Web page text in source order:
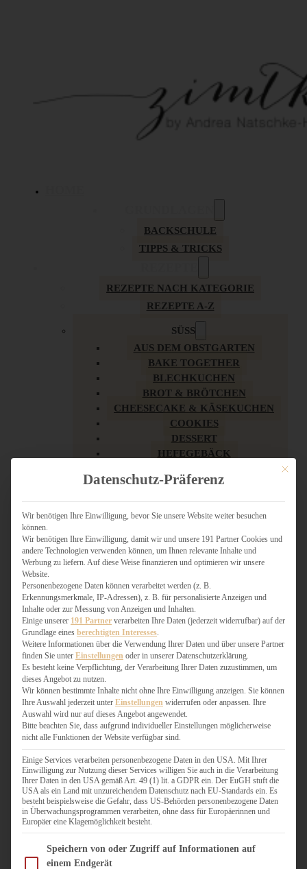
BACKSCHULE
TIPPS & TRICKS
REZEPTE NACH KATEGORIE
REZEPTE A-Z
SÜSS
AUS DEM OBSTGARTEN
BAKE TOGETHER
BLECHKUCHEN
BROT & BRÖTCHEN
CHEESECAKE & KÄSEKUCHEN
COOKIES
DESSERT
HEFEGEBÄCK
KUCHEN
LOW CARB & GESÜNDER
MY AMERICAN BAKERY
SCHOKOLADIGES
SÜSSES HAUPTGERICHT
TÖRTCHEN
VEGAN SÜSS
WEIHNACHTSBÄCKEREI
HERZHAFT
BURGER & SANDWICHES
FIX AUF DEM TISCH
FLEISCH & FISCH
GRILLEN / BARBECUE
HERZHAFTES BACKEN
ONE-POT-GERICHTE
PASTA & NUDELGERICHTE
PIZZA, TARTES & QUICHES
REIS & RISOTTO
SALATE & SNACKS
SUPPENKASPEREIEN
Mit
Datenschutz-Präferenz
Wir benötigen Ihre Einwilligung, bevor Sie unsere Website weiter besuchen
können.
Wir benötigen Ihre Einwilligung, damit wir und unsere 191 Partner Cookies und
andere Technologien verwenden können, um Ihnen relevante Inhalte und
Werbung zu liefern. Auf diese Weise finanzieren und optimieren wir unsere
Website.
Personenbezogene Daten können verarbeitet werden (z. B.
Erkennungsmerkmale, IP-Adressen), z. B. für personalisierte Anzeigen und
Inhalte oder zur Messung von Anzeigen und Inhalten.
Einige unserer 191 Partner verarbeiten Ihre Daten (jederzeit widerrufbar) auf der
Grundlage eines berechtigten Interesses
Weitere Informationen über die Verwendung Ihrer Daten und über unsere Partner
finden Sie unter Einstellungen oder in unserer Datenschutzerklärung.
Es besteht keine Verpflichtung, der Verarbeitung Ihrer Daten zuzustimmen, um
dieses Angebot zu nutzen.
Wir können bestimmte Inhalte nicht ohne Ihre Einwilligung anzeigen. Sie können
Ihre Auswahl jederzeit unter Einstellungen widerrufen oder anpassen. Ihre
Auswahl wird nur auf dieses Angebot angewendet.
Bitte beachten Sie, dass aufgrund individueller Einstellungen möglicherweise
nicht alle Funktionen der Website verfügbar sind.
Einige Services verarbeiten personenbezogene Daten in den USA. Mit Ihrer
Einwilligung zur Nutzung dieser Services willigen Sie auch in die Verarbeitung
Ihrer Daten in den USA gemäß Art. 49 (1) lit. a GDPR ein. Der EuGH stuft die
USA als ein Land mit unzureichendem Datenschutz nach EU-Standards ein. Es
besteht beispielsweise die Gefahr, dass US-Behörden personenbezogene Daten
in Überwachungsprogrammen verarbeiten, ohne dass für Europäerinnen und
Europäer eine Klagemöglichkeit besteht.
Im Folgenden finden Sie eine Liste der Zwecke des IAB Transparency and Consent
Speichern von oder Zugriff auf Informationen auf
einem Endgerät